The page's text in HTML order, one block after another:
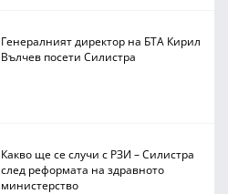
Генералният директор на БТА Кирил
Вълчев посети Силистра
Какво ще се случи с РЗИ – Силистра
след реформата на здравното
министерство